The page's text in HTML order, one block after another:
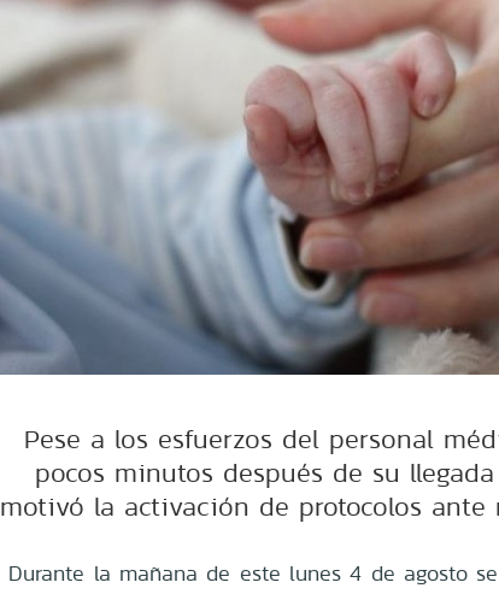
Pese a los esfuerzos del personal
pocos minutos después de su
motivó la activación de protocolos ante
Durante la mañana de este lunes 4 de agosto